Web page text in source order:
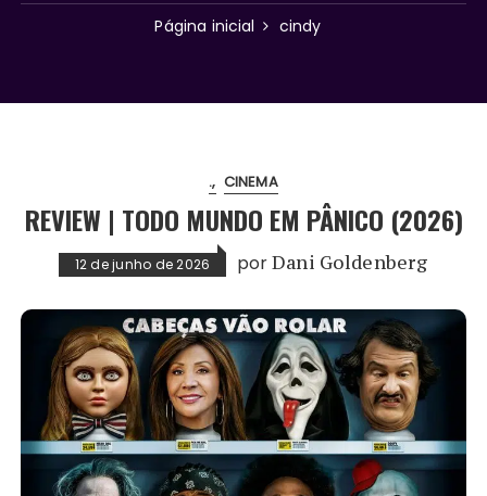
Página inicial cindy
. CINEMA
REVIEW | TODO MUNDO EM PÂNICO (2026)
12 de junho de 2026 porDani Goldenberg